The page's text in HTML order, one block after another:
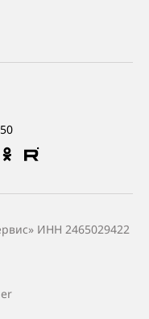
ИНН 2465029422